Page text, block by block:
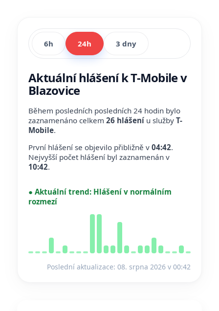
6h 24h 3 dny
Aktuální hlášení k T-Mobile v
Blazovice
Během posledních posledních 24 hodin bylo
zaznamenáno celkem 26 hlášení u služby T-
Mobile.
První hlášení se objevilo přibližně v 04:42.
Nejvyšší počet hlášení byl zaznamenán v
10:42.
● Aktuální trend: Hlášení v normálním
rozmezí
Poslední aktualizace: 08. srpna 2026 v 00:42